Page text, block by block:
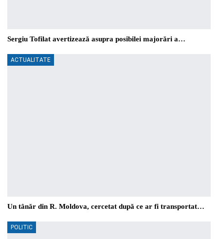
Sergiu Tofilat avertizează asupra posibilei majorări a…
ACTUALITATE
Un tânăr din R. Moldova, cercetat după ce ar fi transportat…
POLITIC